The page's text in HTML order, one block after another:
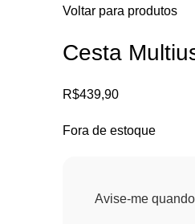
Voltar para produtos
Cesta
R$439,90
Fora de estoque
Avise-me